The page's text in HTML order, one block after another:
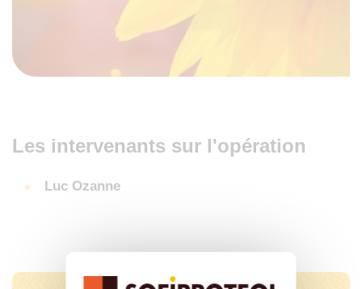
Les intervenants sur l'opération
Luc Ozanne